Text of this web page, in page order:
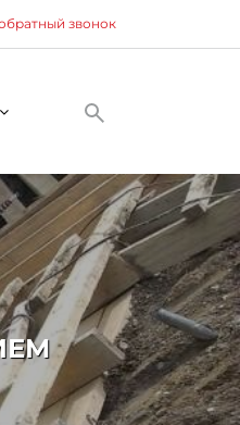
звонок